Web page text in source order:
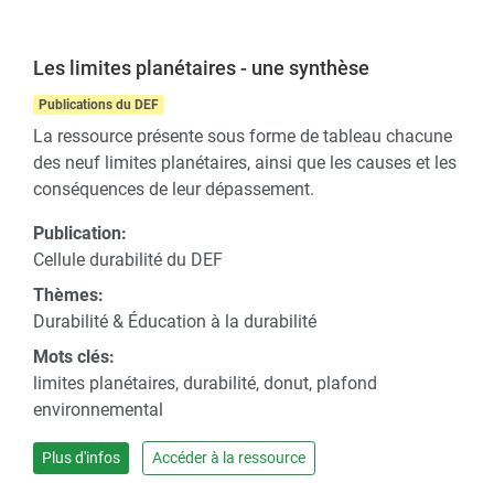
Les limites planétaires - une synthèse
Publications du DEF
La ressource présente sous forme de tableau chacune
des neuf limites planétaires, ainsi que les causes et les
conséquences de leur dépassement.
Publication:
Cellule durabilité du DEF
Thèmes:
Durabilité & Éducation à la durabilité
Mots clés:
limites planétaires, durabilité, donut, plafond
environnemental
Plus d'infos Accéder à la ressource